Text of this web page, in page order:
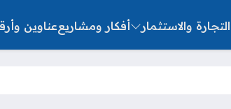
التجارة والاستثمار أفكار ومشاريععناوين